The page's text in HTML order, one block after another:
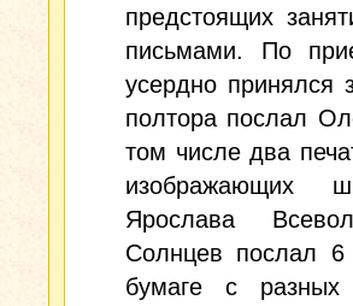
предстоящих
письмами. По
усердно принялся
полтора послал
том числе два
изображающих
Ярослава
Солнцев послал 6
бумаге с разных